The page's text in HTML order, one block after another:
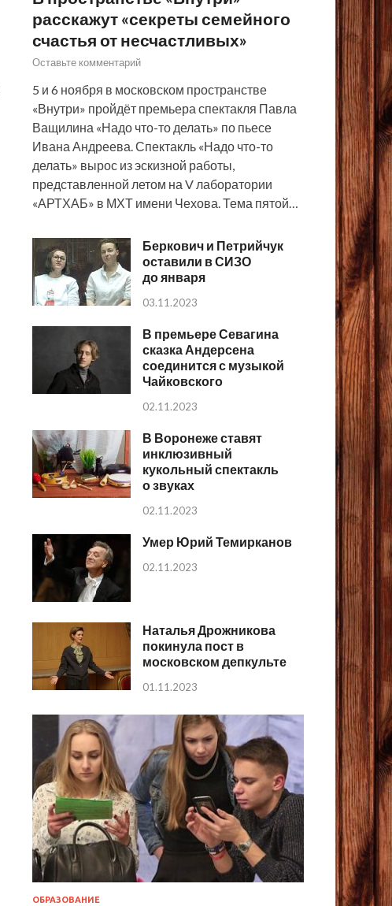
расскажут «секреты семейного
счастья от несчастливых»
Оставьте комментарий
5 и 6 ноября в московском пространстве
«Внутри» пройдёт премьера спектакля Павла
Ващилина «Надо что-то делать» по пьесе
Ивана Андреева. Спектакль «Надо что-то
делать» вырос из эскизной работы,
представленной летом на V лаборатории
«АРТХАБ» в МХТ имени Чехова. Тема пятой…
Беркович и Петрийчук
оставили в СИЗО
до января
03.11.2023
В премьере Севагина
сказка Андерсена
соединится с музыкой
Чайковского
02.11.2023
В Воронеже ставят
инклюзивный
кукольный спектакль
о звуках
02.11.2023
Умер Юрий Темирканов
02.11.2023
Наталья Дрожникова
покинула пост в
московском депкульте
01.11.2023
ОБРАЗОВАНИЕ